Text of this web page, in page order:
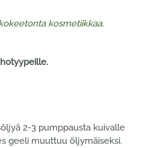
kosmetiikkaa.
2-3 pumppausta kuivalle
geeli muuttuu öljymäiseksi.